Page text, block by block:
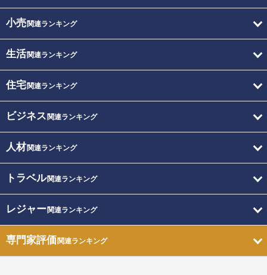
小売関連ランキング
生活関連ランキング
住宅関連ランキング
ビジネス 関連ランキング
人材関連ランキング
トラベル関連ランキング
レジャー関連ランキング
専門家評価関連ランキング